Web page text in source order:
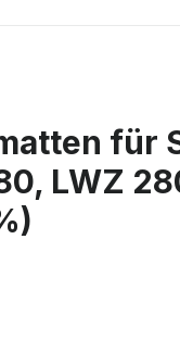
für
LWZ